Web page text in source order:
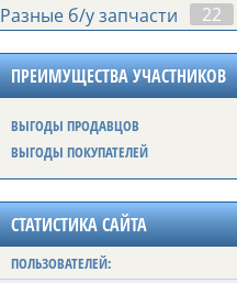
Разные б/у запчасти 22
ПРЕИМУЩЕСТВА УЧАСТНИКОВ
ВЫГОДЫ ПРОДАВЦОВ
ВЫГОДЫ ПОКУПАТЕЛЕЙ
СТАТИСТИКА САЙТА
ПОЛЬЗОВАТЕЛЕЙ: